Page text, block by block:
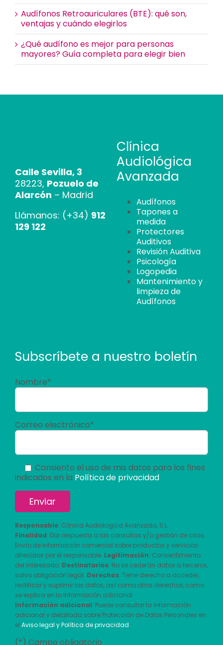
Audífonos Retroauriculares (BTE): qué son,
ventajas y cuándo elegirlos
¿Qué audífono es mejor para personas
mayores? Guía completa para elegir bien
Calle Sevilla, 3
28223, Pozuelo de
Alarcón – Madrid
Llámanos: (+34) 912
129 122
Clínica
Audiológica
Avanzada
Audífonos
Tapones a
medida
Protectores
Auditivos
Revisión Auditiva
Psicología
Logopedia
Mantenimiento y
limpieza de
Audífonos
Subscríbete a nuestro boletín
Nombre*
Correo electrónico*
Consiento el uso de mis datos para los fines
indicados en la Política de privacidad
Responsable: Clínica Audiologica Avanzada, S.L.
Finalidad: Dar respuesta a las consultas y/o gestión de citas.
Envío de información comercial sobre productos y servicios
ofrecidos por el responsable. Legitimación: Consentimiento
del interesado. Destinatarios: No se cederán datos a terceros,
salvo obligación legal. Derechos: Tiene derecho a acceder,
rectificar y suprimir los datos, así como otros derechos, como
se explica en la información adicional
Información adicional: Puede consultar la información
adicional y detallada sobre Protección de Datos Personales en
el Aviso legal y Política de privacidad
(*) Campo obligatorio